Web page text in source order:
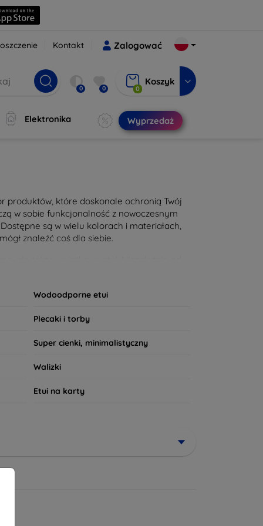
Kontakt Zalogować
0 0 0
Koszyk
Elektronika Wyprzedaż
produktów, które doskonale ochronią Twój
w sobie funkcjonalność z nowoczesnym
są w wielu kolorach i materiałach,
znaleźć coś dla siebie.
nasze produkty spełnią Twoje
Twoim potrzebom!
Wodoodporne etui
Plecaki i torby
Super cienki, minimalistyczny
Walizki
Etui na karty